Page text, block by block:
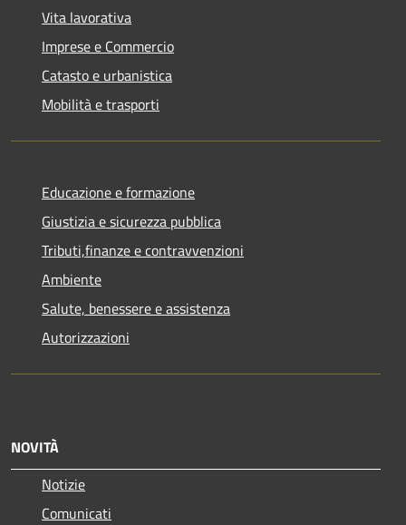
Vita lavorativa
Imprese e Commercio
Catasto e urbanistica
Mobilità e trasporti
Educazione e formazione
Giustizia e sicurezza pubblica
Tributi,finanze e contravvenzioni
Ambiente
Salute, benessere e assistenza
Autorizzazioni
NOVITÀ
Notizie
Comunicati